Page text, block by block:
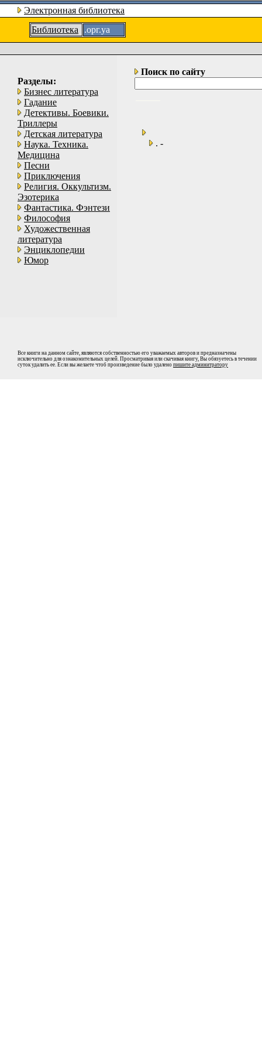
Электронная библиотека
Библиотека
.орг.уа
Разделы:
Бизнес литература
Гадание
Детективы. Боевики.
Триллеры
Детская литература
Наука. Техника.
Медицина
Песни
Приключения
Религия. Оккультизм.
Эзотерика
Фантастика. Фэнтези
Философия
Художественная
литература
Энциклопедии
Юмор
Поиск по сайту
. -
Все книги на данном сайте, являются собственностью его уважаемых авторов и предназначены
исключительно для ознакомительных целей. Просматривая или скачивая книгу, Вы обязуетесь в течении
суток удалить ее. Если вы желаете чтоб произведение было удалено пишите админитратору